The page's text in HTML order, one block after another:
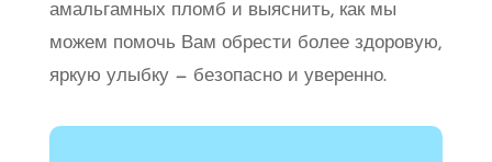
амальгамных пломб и выяснить, как мы
можем помочь Вам обрести более здоровую,
яркую улыбку — безопасно и уверенно.